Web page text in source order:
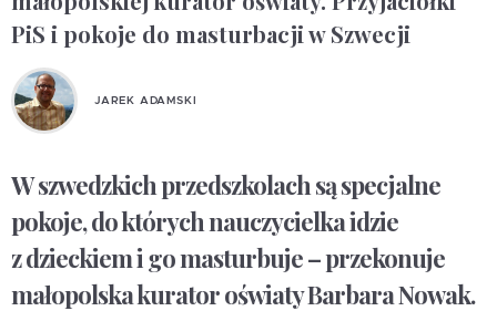
PiS i pokoje do masturbacji w Szwecji
JAREK ADAMSKI
W szwedzkich przedszkolach są specjalne
pokoje, do których nauczycielka idzie
z dzieckiem i go masturbuje – przekonuje
małopolska kurator oświaty Barbara Nowak.